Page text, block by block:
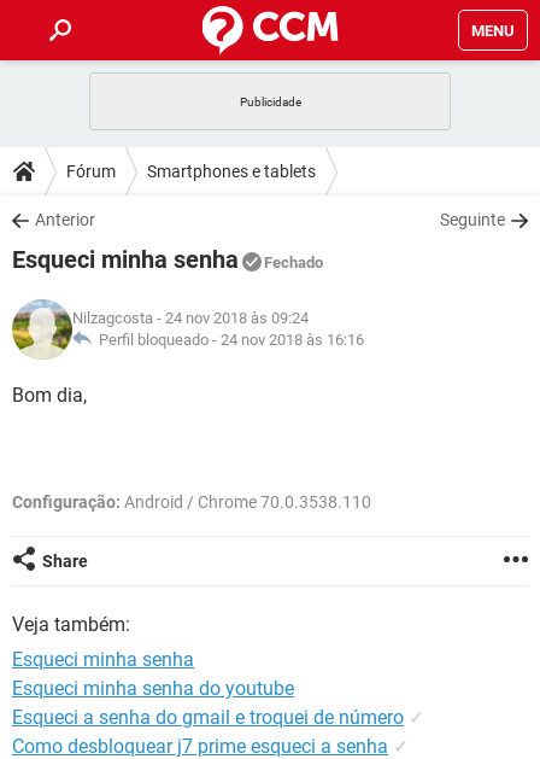
MENU
CELULAR FACEBOOK
OUTLOOK
INSTAGRAM GMAIL
GUIA DE COMPRAS
DICAS
JOGOS WHATSAPP
INSTAGRAM GMAIL
GUIA DE COMPRAS
DOWNLOADS
JOGOS WHATSAPP
CELULAR
OUTLOOK EXCEL
INSTAGRAM
FÓRUM
JOGOS WHATSAPP
CELULAR
OUTLOOK
GLOSSÁRIO
JOGOS
INSTAGRAM GMAIL
GUIA DE COMPRAS
Fórum Smartphones e tablets
Anterior Seguinte
Esqueci minha senha Fechado
Nilzagcosta - 24 nov 2018 às 09:24
Perfil bloqueado - 24 nov 2018 às 16:16
Bom dia,
Configuração: Android / Chrome 70.0.3538.110
Share
Veja também:
Esqueci minha senha
Esqueci minha senha do youtube
Esqueci a senha do gmail e troquei de número ✓
Como desbloquear j7 prime esqueci a senha ✓